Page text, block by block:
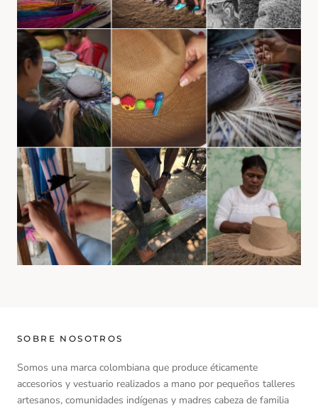
SOBRE NOSOTROS
Somos una marca colombiana que produce éticamente
accesorios y vestuario realizados a mano por pequeños talleres
artesanos, comunidades indígenas y madres cabeza de familia